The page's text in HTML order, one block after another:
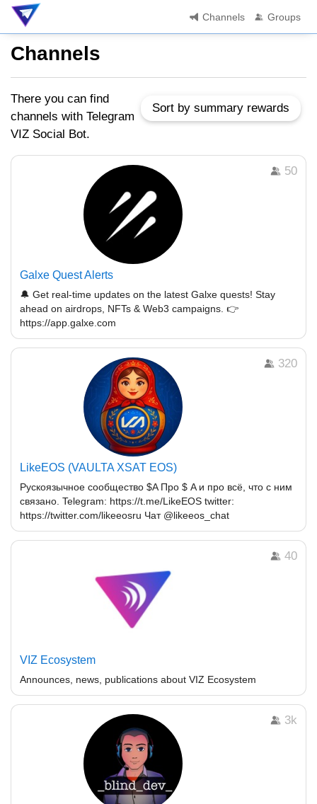
Channels Groups
Channels
Sort by summary rewards
There you can find
channels with Telegram
VIZ Social Bot.
50
Galxe Quest Alerts
🔔 Get real-time updates on the latest Galxe quests! Stay
ahead on airdrops, NFTs & Web3 campaigns. 👉
https://app.galxe.com
320
LikeEOS (VAULTA XSAT EOS)
Рускоязычное сообщество $A Про $ A и про всё, что с ним
связано. Telegram: https://t.me/LikeEOS twitter:
https://twitter.com/likeeosru Чат @likeeos_chat
40
VIZ Ecosystem
Announces, news, publications about VIZ Ecosystem
3k